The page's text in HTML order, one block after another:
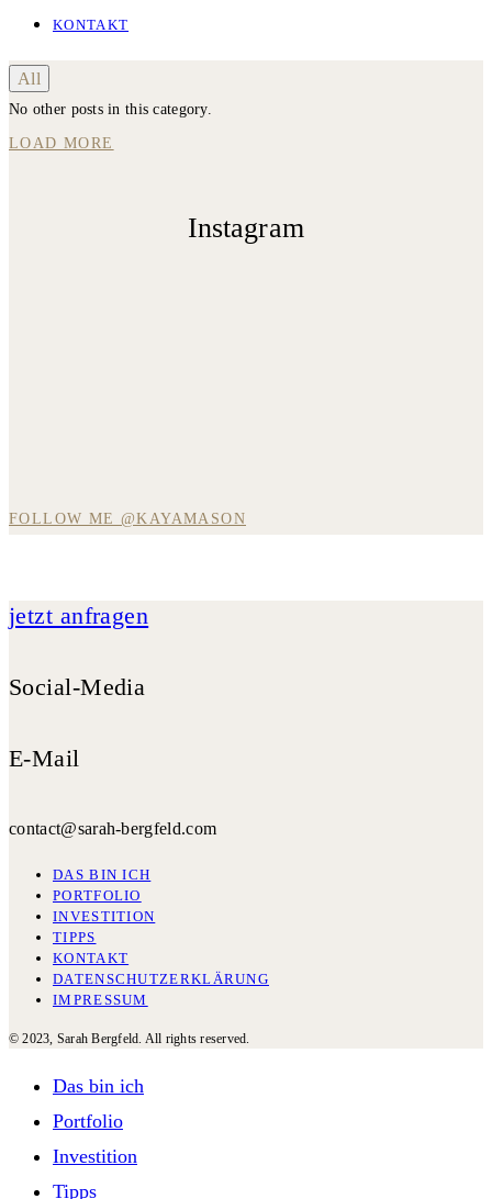
KONTAKT
All
No other posts in this category.
LOAD MORE
Instagram
FOLLOW ME @KAYAMASON
jetzt anfragen
Social-Media
E-Mail
contact@sarah-bergfeld.com
DAS BIN ICH
PORTFOLIO
INVESTITION
TIPPS
KONTAKT
DATENSCHUTZERKLÄRUNG
IMPRESSUM
© 2023, Sarah Bergfeld. All rights reserved.
Das bin ich
Portfolio
Investition
Tipps